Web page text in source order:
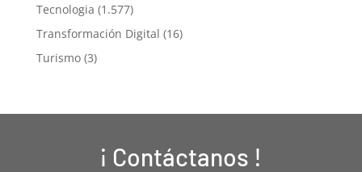
Tecnologia (1.577)
Transformación Digital (16)
Turismo(3)
¡ Contáctanos !